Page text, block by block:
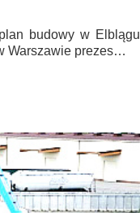
budowy w Elblągu
Warszawie prezes…